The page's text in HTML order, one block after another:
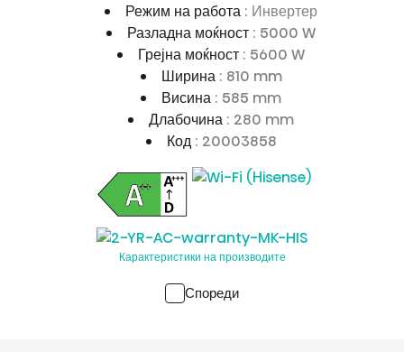
Режим на работа : Инвертер
Разладна моќност : 5000 W
Грејна моќност : 5600 W
Ширина : 810 mm
Висина : 585 mm
Длабочина : 280 mm
Код : 20003858
Карактеристики на производите
Спореди